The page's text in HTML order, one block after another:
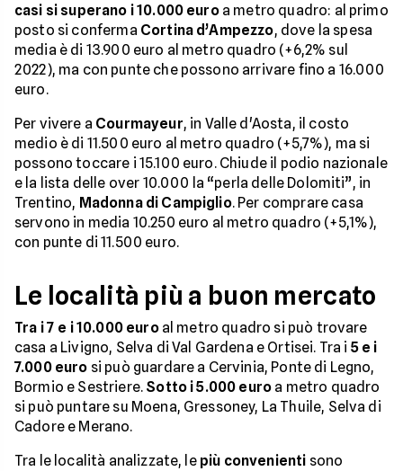
casi si superano i 10.000 euroa metro quadro: al primo
posto si conferma Cortina d’Ampezzo, dove la spesa
media è di 13.900 euro al metro quadro (+6,2% sul
2022), ma con punte che possono arrivare fino a 16.000
euro.
Per vivere a Courmayeur, in Valle d'Aosta, il costo
medio è di 11.500 euro al metro quadro (+5,7%), ma si
possono toccare i 15.100 euro. Chiude il podio nazionale
e la lista delle over 10.000 la “perla delle Dolomiti”, in
Trentino, Madonna di Campiglio. Per comprare casa
servono in media 10.250 euro al metro quadro (+5,1%),
con punte di 11.500 euro.
Le località più a buon mercato
Tra i 7 e i 10.000 euroal metro quadro si può trovare
casa a Livigno, Selva di Val Gardena e Ortisei. Tra i 5 e i
7.000 euro si può guardare a Cervinia, Ponte di Legno,
Bormio e Sestriere. Sotto i 5.000 euro a metro quadro
si può puntare su Moena, Gressoney, La Thuile, Selva di
Cadore e Merano.
Tra le località analizzate, le più convenienti sono